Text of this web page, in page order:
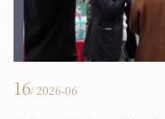
16/ 2026-06